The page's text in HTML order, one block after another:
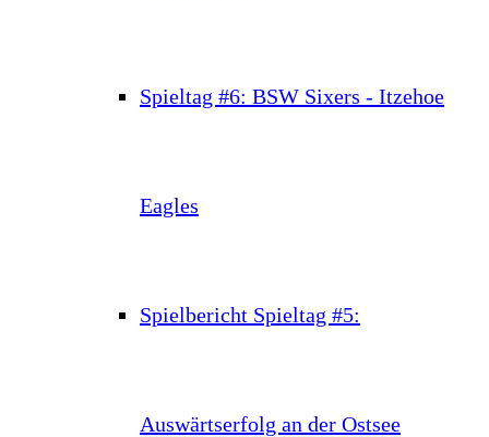
Spieltag #6: BSW Sixers - Itzehoe
Eagles
Spielbericht Spieltag #5:
Auswärtserfolg an der Ostsee